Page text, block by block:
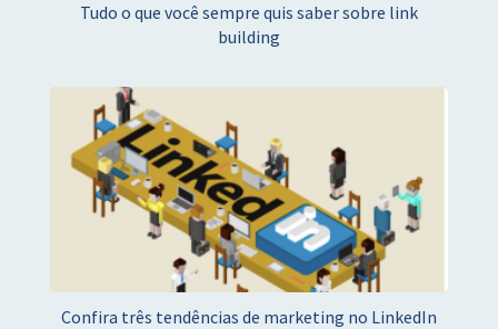
Tudo o que você sempre quis saber sobre link
building
Confira três tendências de marketing no LinkedIn